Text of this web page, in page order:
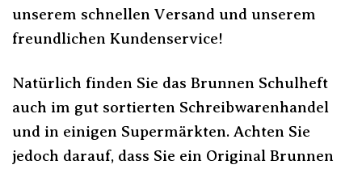
unserem schnellen Versand und unserem
freundlichen Kundenservice!
Natürlich finden Sie das Brunnen Schulheft
auch im gut sortierten Schreibwarenhandel
und in einigen Supermärkten. Achten Sie
jedoch darauf, dass Sie ein Original Brunnen